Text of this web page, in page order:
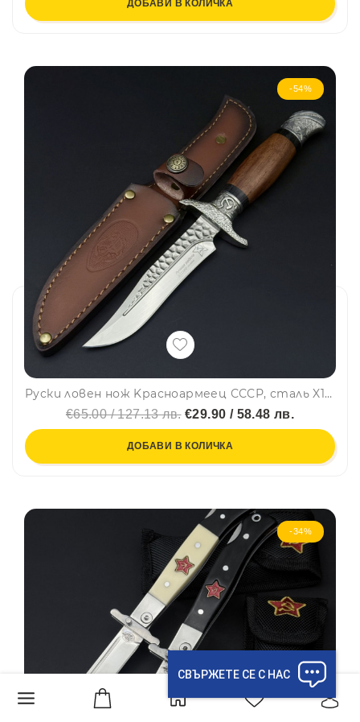
ДОБАВИ В КОЛИЧКА
-54%
Руски ловен нож Kрасноармеец СССР, сталь X12МФ, ручбная работа, ковка, кожена кания, шита
€65.00 / 127.13 лв.€29.90 / 58.48 лв.
ДОБАВИ В КОЛИЧКА
-34%
СВЪРЖЕТЕ СЕ С НАС